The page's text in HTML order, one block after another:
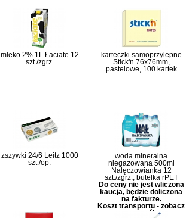
mleko 2% 1L Łaciate 12
szt./zgrz.
karteczki samoprzylepne
Stick'n 76x76mm,
pastelowe, 100 kartek
zszywki 24/6 Leitz 1000
szt./op.
woda mineralna
niegazowana 500ml
Nałęczowianka 12
szt./zgrz., butelka rPET
Do ceny nie jest wliczona
kaucja, będzie doliczona
na fakturze.
Koszt transportu - zobacz
szczegóły